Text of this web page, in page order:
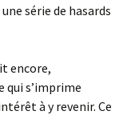
série de hasards
encore,
s’imprime
à y revenir. Ce